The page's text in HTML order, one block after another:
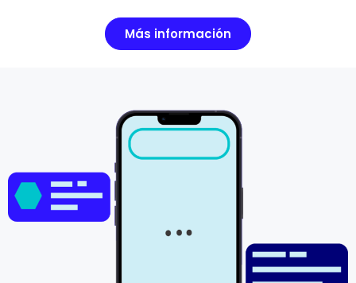
Más información